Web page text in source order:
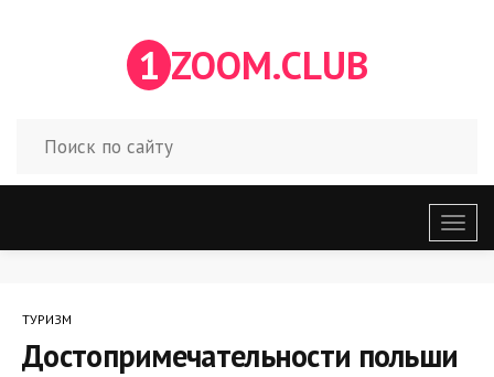
1 ZOOM.CLUB
меню
ТУРИЗМ
Достопримечательности польши